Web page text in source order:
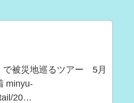
で被災地巡るツアー 5月
minyu-
20…